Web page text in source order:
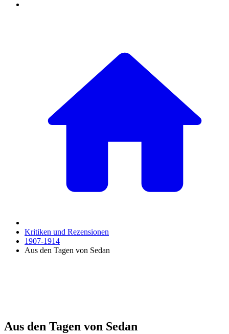
Kritiken und Rezensionen
1907-1914
Aus den Tagen von Sedan
Aus den Tagen von Sedan